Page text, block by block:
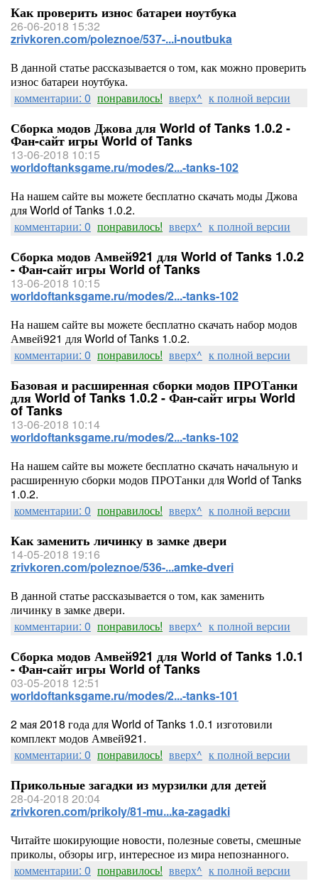
Как проверить износ батареи ноутбука
26-06-2018 15:32
zrivkoren.com/poleznoe/537-...i-noutbuka
В данной статье рассказывается о том, как можно проверить
износ батареи ноутбука.
комментарии: 0 понравилось! вверх^ к полной версии
Сборка модов Джова для World of Tanks 1.0.2 -
Фан-сайт игры World of Tanks
13-06-2018 10:15
worldoftanksgame.ru/modes/2...-tanks-102
На нашем сайте вы можете бесплатно скачать моды Джова
для World of Tanks 1.0.2.
комментарии: 0 понравилось! вверх^ к полной версии
Сборка модов Амвей921 для World of Tanks 1.0.2
- Фан-сайт игры World of Tanks
13-06-2018 10:15
worldoftanksgame.ru/modes/2...-tanks-102
На нашем сайте вы можете бесплатно скачать набор модов
Амвей921 для World of Tanks 1.0.2.
комментарии: 0 понравилось! вверх^ к полной версии
Базовая и расширенная сборки модов ПРОТанки
для World of Tanks 1.0.2 - Фан-сайт игры World
of Tanks
13-06-2018 10:14
worldoftanksgame.ru/modes/2...-tanks-102
На нашем сайте вы можете бесплатно скачать начальную и
расширенную сборки модов ПРОТанки для World of Tanks
1.0.2.
комментарии: 0 понравилось! вверх^ к полной версии
Как заменить личинку в замке двери
14-05-2018 19:16
zrivkoren.com/poleznoe/536-...amke-dveri
В данной статье рассказывается о том, как заменить
личинку в замке двери.
комментарии: 0 понравилось! вверх^ к полной версии
Сборка модов Амвей921 для World of Tanks 1.0.1
- Фан-сайт игры World of Tanks
03-05-2018 12:51
worldoftanksgame.ru/modes/2...-tanks-101
2 мая 2018 года для World of Tanks 1.0.1 изготовили
комплект модов Амвей921.
комментарии: 0 понравилось! вверх^ к полной версии
Прикольные загадки из мурзилки для детей
28-04-2018 20:04
zrivkoren.com/prikoly/81-mu...ka-zagadki
Читайте шокирующие новости, полезные советы, смешные
приколы, обзоры игр, интересное из мира непознанного.
комментарии: 0 понравилось! вверх^ к полной версии